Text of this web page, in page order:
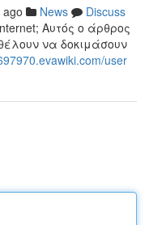
News
Discuss
Αυτός ο άρθρος
να δοκιμάσουν
user